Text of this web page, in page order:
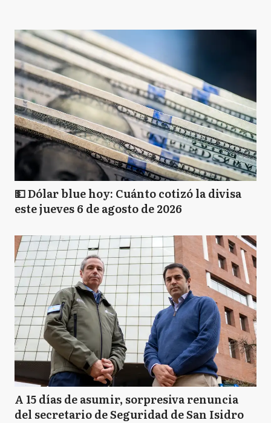
💵 Dólar blue hoy: Cuánto cotizó la divisa
este jueves 6 de agosto de 2026
A 15 días de asumir, sorpresiva renuncia
del secretario de Seguridad de San Isidro